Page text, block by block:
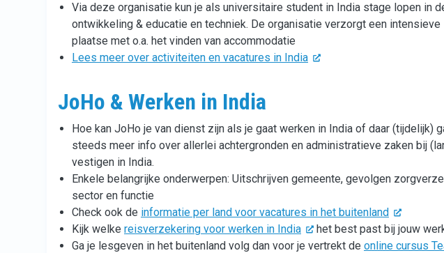
Via deze organisatie kun je als universitaire student in India stage lopen in
ontwikkeling & educatie en techniek. De organisatie verzorgt een
plaatse met o.a. het vinden van accommodatie
Lees meer over activiteiten en vacatures in India
JoHo & Werken in India
Hoe kan JoHo je van dienst zijn als je gaat werken in India of daar (tijdelijk)
steeds meer info over allerlei achtergronden en administratieve zaken bij
vestigen in India.
Enkele belangrijke onderwerpen: Uitschrijven gemeente, gevolgen
sector en functie
Check ook de informatie per land voor vacatures in het buitenland
Kijk welke reisverzekering voor werken in India
het best past bij jouw
Ga je lesgeven in het buitenland volg dan voor je vertrekt de online cursus